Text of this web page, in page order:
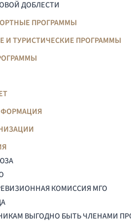
ДОБЛЕСТИ
ПРОГРАММЫ
И ТУРИСТИЧЕСКИЕ ПРОГРАММЫ
КОМИССИЯ МГО
ВЫГОДНО БЫТЬ ЧЛЕНАМИ